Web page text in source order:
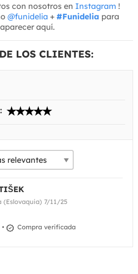
con nosotros en Instagram !
@funidelia + #Funidelia para
aparecer aquí.
LOS CLIENTES:
(Eslovaquia) 7/11/25
• Compra verificada